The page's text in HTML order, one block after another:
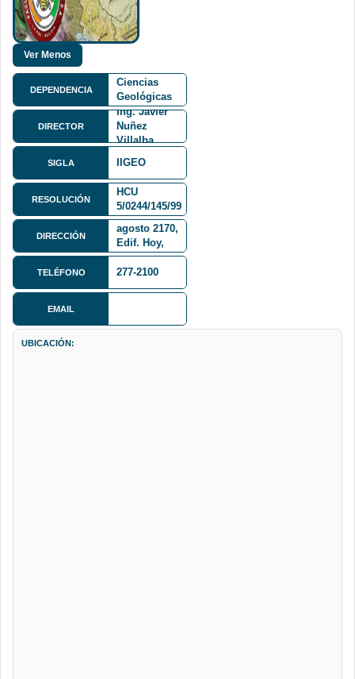
DEPENDENCIA
Ciencias
Geológicas
FCG
DIRECTOR
Ing. Javier
Nuñez
Villalba
SIGLA IIGEO
RESOLUCIÓN
HCU
5/0244/145/99
DIRECCIÓN
Av. 6 de
agosto 2170,
Edif. Hoy,
Piso 4
TELÉFONO 277-2100
EMAIL
UBICACIÓN: